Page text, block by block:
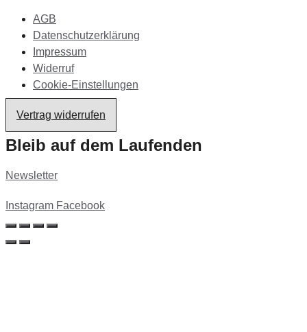
AGB
Datenschutzerklärung
Impressum
Widerruf
Cookie-Einstellungen
Vertrag widerrufen
Bleib auf dem Laufenden
Newsletter
Instagram Facebook